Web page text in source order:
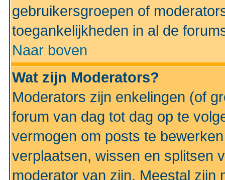
gebruikersgroepen of
toegankelijkheden in al de
Naar boven
Wat zijn Moderators?
Moderators zijn enkelingen (of
forum van dag tot dag op te
vermogen om posts te
verplaatsen, wissen en splitsen
moderator van zijn. Meestal